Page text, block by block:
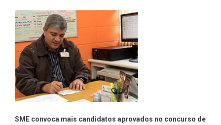
SME convoca mais candidatos aprovados no concurso de